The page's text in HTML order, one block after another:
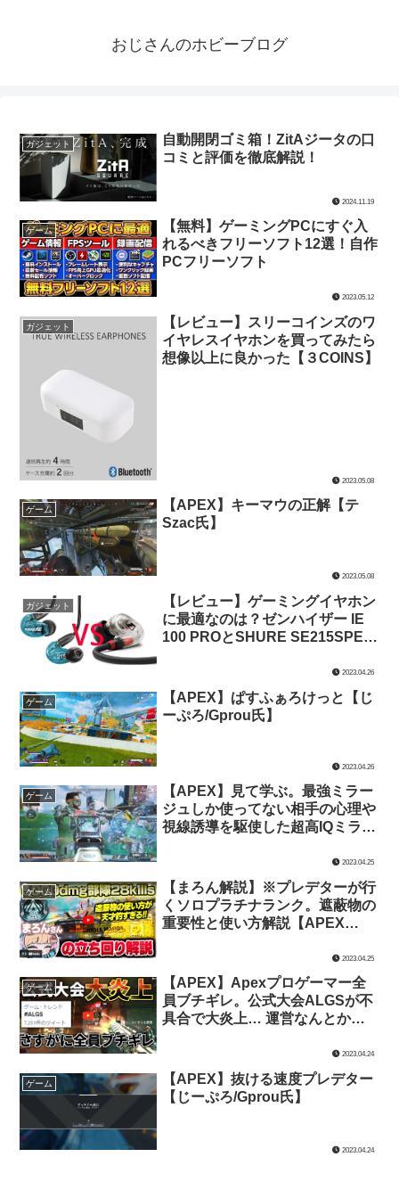
おじさんのホビーブログ
ガジェット
自動開閉ゴミ箱！ZitAジータの口
コミと評価を徹底解説！
2024.11.19
ゲーム
【無料】ゲーミングPCにすぐ入
れるべきフリーソフト12選！自作
PCフリーソフト
2023.05.12
ガジェット
【レビュー】スリーコインズのワ
イヤレスイヤホンを買ってみたら
想像以上に良かった【３COINS】
2023.05.08
ゲーム
【APEX】キーマウの正解【テ
Szac氏】
2023.05.08
ガジェット
【レビュー】ゲーミングイヤホン
に最適なのは？ゼンハイザー IE
100 PROとSHURE SE215SPE-A
みた【ゲーミングイヤホン】2023.04.26
ゲーム
【APEX】ぱすふぁろけっと【じ
ーぷろ/Gprou氏】
2023.04.26
ゲーム
【APEX】見て学ぶ。最強ミラー
ジュしか使ってない相手の心理や
視線誘導を駆使した超高IQミラー
2023.04.25
ゲーム
【まろん解説】※プレデターが行
くソロプラチナランク。遮蔽物の
重要性と使い方解説【APEX
2023.04.25
ゲーム
【APEX】Apexプロゲーマー全
員ブチギレ。公式大会ALGSが不
具合で大炎上… 運営なんとかし
2023.04.24
ゲーム
【APEX】抜ける速度プレデター
【じーぷろ/Gprou氏】
2023.04.24